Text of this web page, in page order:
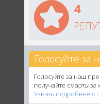
4
Голосуйте за
Голосуйте за наш
получайте смарты
Узнать подробнее о